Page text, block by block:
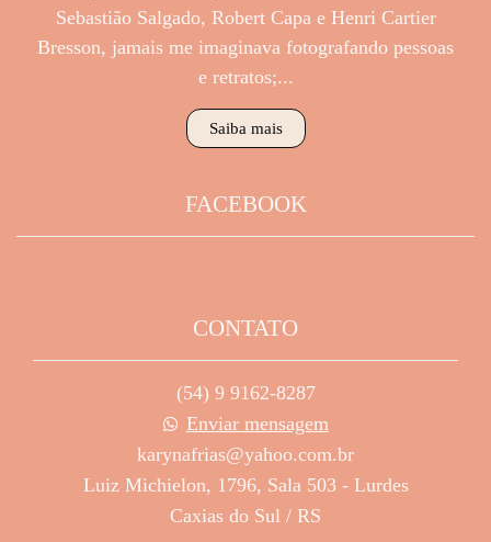
Sebastião Salgado, Robert Capa e Henri Cartier
Bresson, jamais me imaginava fotografando pessoas
e retratos;...
Saiba mais
FACEBOOK
CONTATO
(54) 9 9162-8287
Enviar mensagem
karynafrias@yahoo.com.br
Luiz Michielon, 1796, Sala 503 - Lurdes
Caxias do Sul / RS